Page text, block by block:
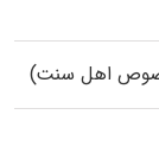
اهل سنت)